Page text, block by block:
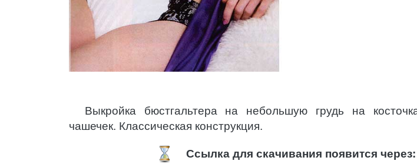
Выкройка бюстгальтера на небольшую грудь на
чашечек. Классическая конструкция.
Ссылка для скачивания появится через: